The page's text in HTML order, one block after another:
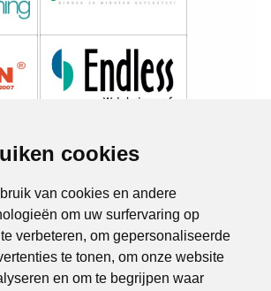
cookies
van cookies en andere
om uw surfervaring op
verbeteren, om gepersonaliseerde
te tonen, om onze website
en om te begrijpen waar